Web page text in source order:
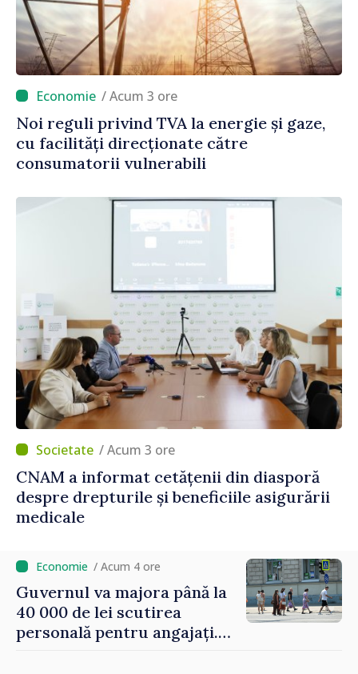
/ Acum 3 ore
Noi reguli privind TVA la energie și gaze,
cu facilități direcționate către
consumatorii vulnerabili
/ Acum 3 ore
CNAM a informat cetățenii din diasporă
despre drepturile și beneficiile asigurării
medicale
/ Acum 4 ore
Guvernul va majora până la
40 000 de lei scutirea
personală pentru angajați.